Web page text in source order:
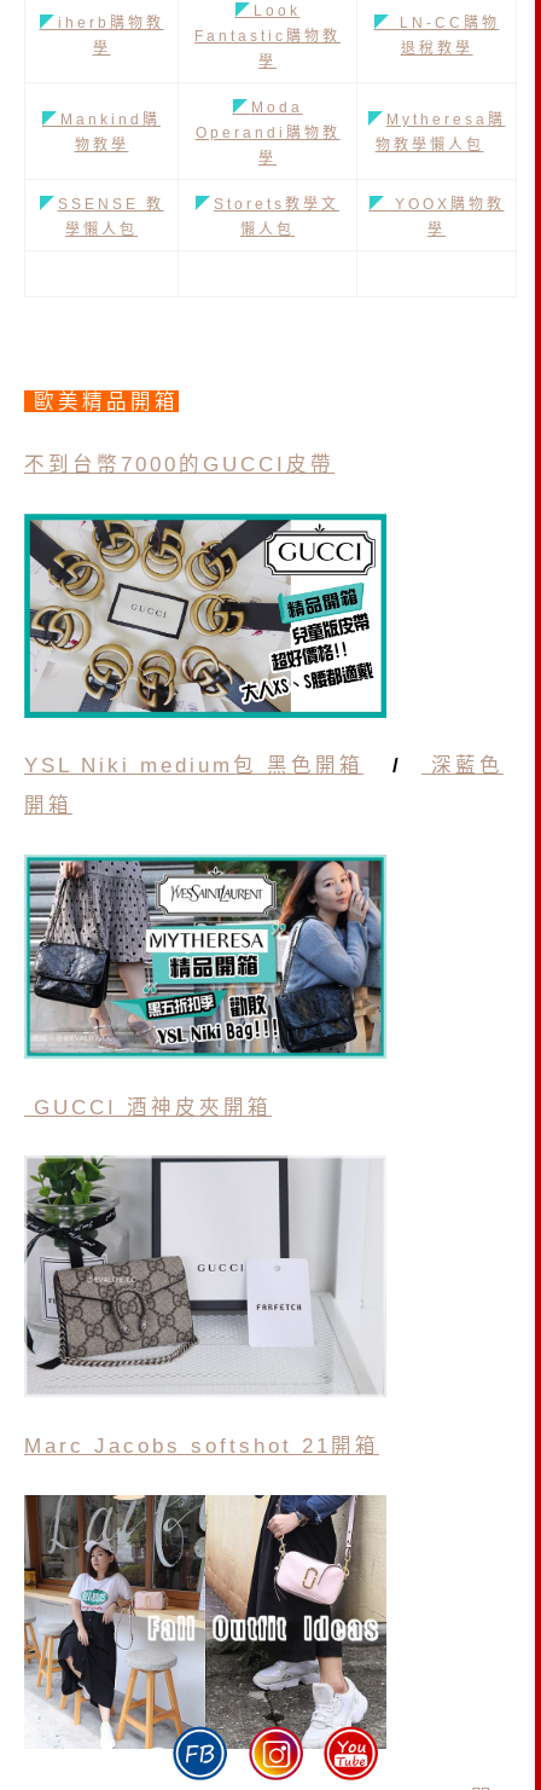
◤ iherb購物教
學
◤ Look
Fantastic購物教
學
◤
LN-CC購物
退稅教學
◤ Mankind購
物教學
◤ Moda
Operandi購物教
學
◤ Mytheresa購
物教學懶人包
◤ SSENSE 教
學懶人包
◤ Storets教學文
懶人包
◤
YOOX購物教
學
歐美精品開箱
不到台幣7000的GUCCI皮帶
YSL Niki medium包 黑色開箱 /
深藍色
開箱
GUCCI 酒神皮夾開箱
Marc Jacobs softshot 21開箱